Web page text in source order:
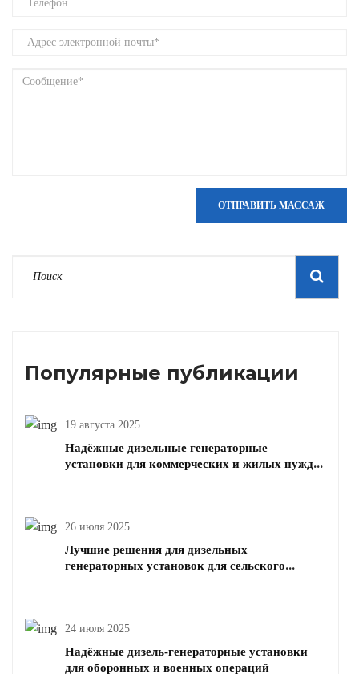
ОТПРАВИТЬ МАССАЖ
Популярные публикации
19 августа 2025
Надёжные дизельные генераторные
установки для коммерческих и жилых нужд
26 июля 2025
Лучшие решения для дизельных
генераторных установок для сельского
24 июля 2025
Надёжные дизель-генераторные установки
для оборонных и военных операций